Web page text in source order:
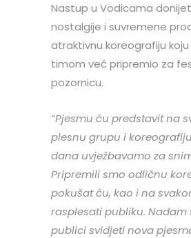
Nastup u Vodicama
nostalgije i suvremene
atraktivnu koreografiju
timom već pripremio za
pozornicu.
“Pjesmu ću predstavit na
plesnu grupu i
dana uvježbavamo za
Pripremili smo odličnu
pokušat ću, kao i na
rasplesati publiku. Nadam
publici svidjeti nova